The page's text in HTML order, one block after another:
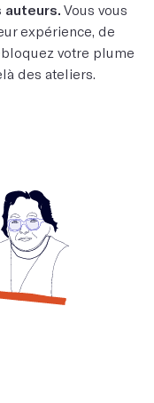
auteurs. Vous vous
expérience, de
votre plume
des ateliers.